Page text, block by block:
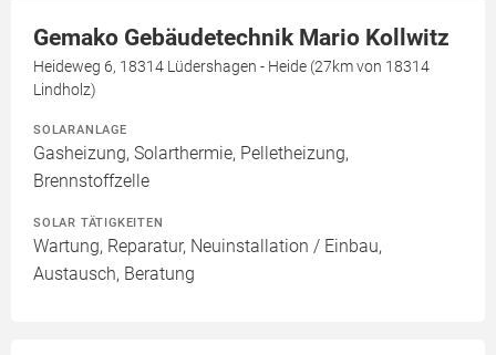
Gemako Gebäudetechnik Mario Kollwitz
Heideweg 6, 18314 Lüdershagen - Heide (27km von 18314
Lindholz)
SOLARANLAGE
Gasheizung, Solarthermie, Pelletheizung,
Brennstoffzelle
SOLAR TÄTIGKEITEN
Wartung, Reparatur, Neuinstallation / Einbau,
Austausch, Beratung